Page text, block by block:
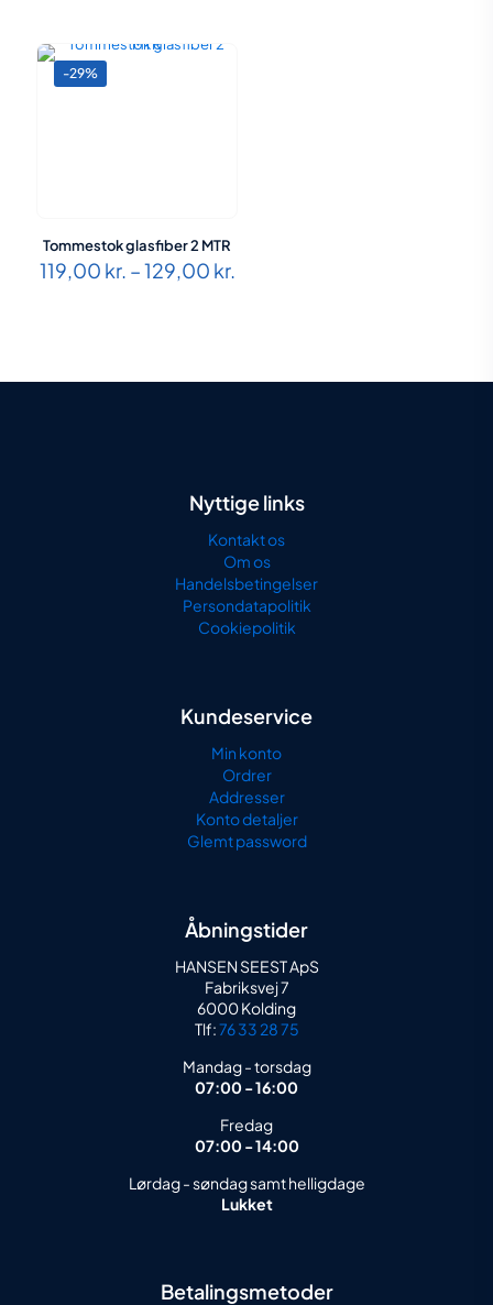
-29%
Tommestok glasfiber 2 MTR
119,00 kr. –129,00 kr.
Nyttige links
Kontakt os
Om os
Handelsbetingelser
Persondatapolitik
Cookiepolitik
Kundeservice
Min konto
Ordrer
Addresser
Konto detaljer
Glemt password
Åbningstider
HANSEN SEEST ApS
Fabriksvej 7
6000 Kolding
Tlf:76 33 28 75
Mandag - torsdag
07:00 - 16:00
Fredag
07:00 - 14:00
Lørdag - søndag samt helligdage
Lukket
Betalingsmetoder